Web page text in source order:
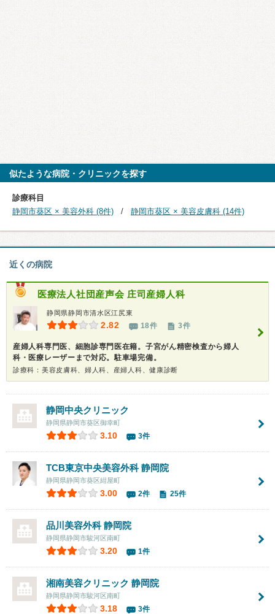
似たような病院・クリニックを探す
診療科目
静岡市葵区 × 美容外科 (8件)
静岡市葵区 × 美容皮膚科 (14件)
近くの病院
医療法人社団産声会 庄司産婦人科
静岡県静岡市清水区江尻東
2.82 18件 3件
産婦人科専門医、細胞診専門医在籍。子宮がん精密検査から婦人
科・医療レーザーまで対応。駐車場完備。
診療科：美容皮膚科、婦人科、産婦人科、健康診断
静岡中央クリニック
静岡県静岡市葵区御幸町
3.10 3件
TCB東京中央美容外科 静岡院
静岡県静岡市葵区紺屋町
3.00 2件 25件
品川美容外科 静岡院
静岡県静岡市駿河区南町
3.20 1件
湘南美容クリニック 静岡院
静岡県静岡市駿河区南町
3.18 3件